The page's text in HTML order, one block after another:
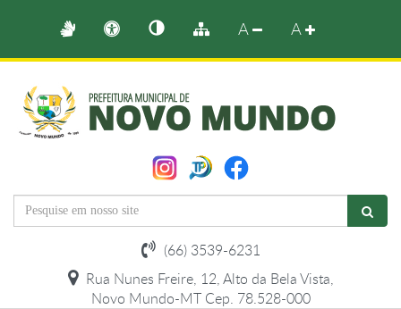
A A
(66) 3539-6231
Rua Nunes Freire, 12, Alto da Bela Vista,
Novo Mundo-MT Cep. 78.528-000